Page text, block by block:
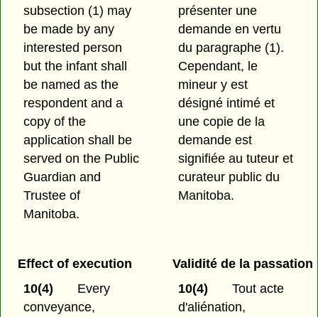
subsection (1) may
be made by any
interested person
but the infant shall
be named as the
respondent and a
copy of the
application shall be
served on the Public
Guardian and
Trustee of
Manitoba.
présenter une
demande en vertu
du paragraphe (1).
Cependant, le
mineur y est
désigné intimé et
une copie de la
demande est
signifiée au tuteur et
curateur public du
Manitoba.
Effect of execution
10(4)
Every
conveyance,
Validité de la passation
10(4)
Tout acte
d'aliénation,